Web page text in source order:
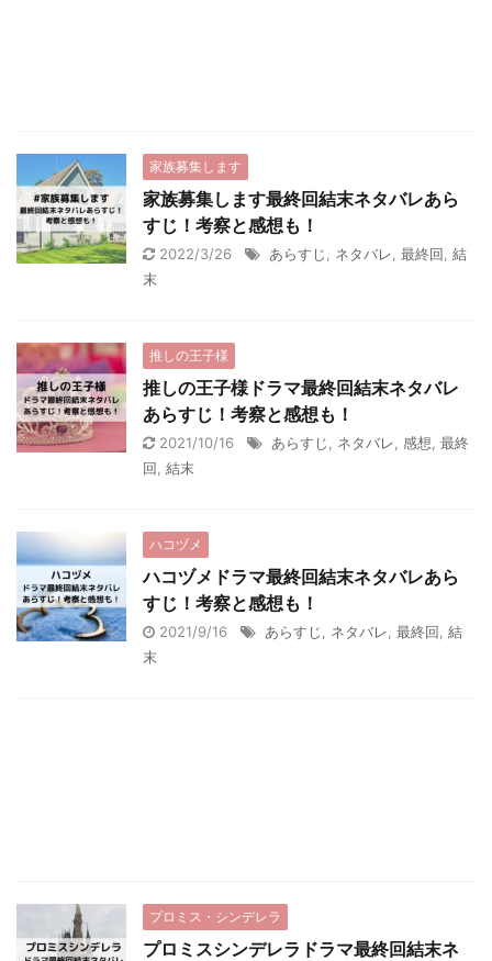
家族募集します
家族募集します最終回結末ネタバレあら
すじ！考察と感想も！
2022/3/26 あらすじ ネタバレ 最終回 結
末
推しの王子様
推しの王子様ドラマ最終回結末ネタバレ
あらすじ！考察と感想も！
2021/10/16 あらすじ ネタバレ 感想 最終
回 結末
ハコヅメ
ハコヅメドラマ最終回結末ネタバレあら
すじ！考察と感想も！
2021/9/16 あらすじ ネタバレ 最終回 結
末
プロミス・シンデレラ
プロミスシンデレラドラマ最終回結末ネ